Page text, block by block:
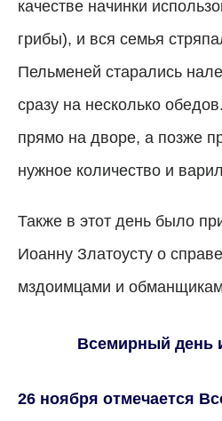
качестве начинки
грибы), и вся семья
Пельменей старались
сразу на несколько
прямо на дворе, а позже
нужное количество и
Также в этот день было
Иоанну Златоусту о
мздоимцами и
Всемирный день
26 ноября отмечается